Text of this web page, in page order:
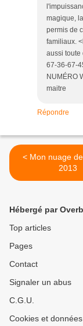
magique,
permis de
familiaux.
aussi toute
67-36-67-
NUMÉRO
maitre
Répondre
< Mon nuage de copines
2013
Hébergé par
Top articles
Pages
Contact
Signaler un abus
C.G.U.
Cookies et